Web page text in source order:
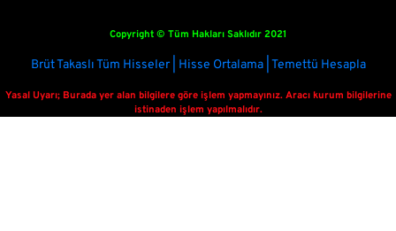
Copyright © Tüm Hakları Saklıdır 2021
Brüt Takaslı Tüm Hisseler | Hisse Ortalama | Temettü Hesapla
Yasal Uyarı; Burada yer alan bilgilere göre işlem yapmayınız. Aracı kurum bilgilerine
istinaden işlem yapılmalıdır.